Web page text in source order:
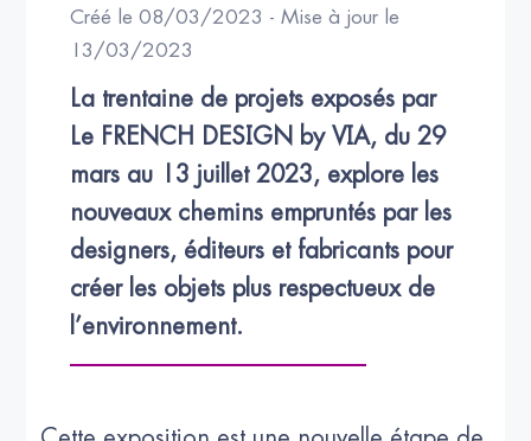
Créé le 08/03/2023 - Mise à jour le
13/03/2023
La trentaine de projets exposés par
Le FRENCH DESIGN by VIA, du 29
mars au 13 juillet 2023, explore les
nouveaux chemins empruntés par les
designers, éditeurs et fabricants pour
créer les objets plus respectueux de
l’environnement.